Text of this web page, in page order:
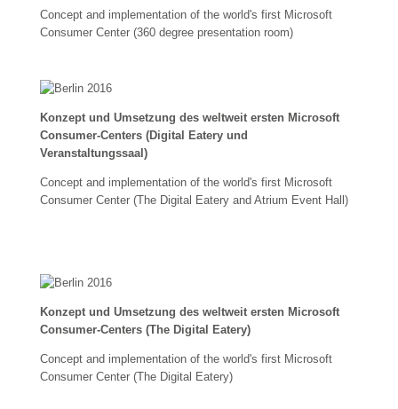
Concept and implementation of the world's first Microsoft
Consumer Center (360 degree presentation room)
Konzept und Umsetzung des weltweit ersten Microsoft
Consumer-Centers (Digital Eatery und
Veranstaltungssaal)
Concept and implementation of the world's first Microsoft
Consumer Center (The Digital Eatery and Atrium Event Hall)
Konzept und Umsetzung des weltweit ersten Microsoft
Consumer-Centers (The Digital Eatery)
Concept and implementation of the world's first Microsoft
Consumer Center (The Digital Eatery)